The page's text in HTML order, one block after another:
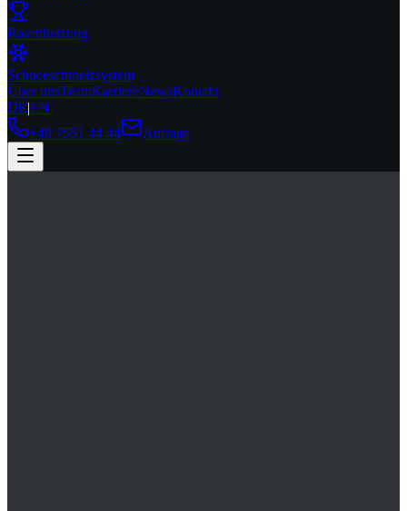
Rasenheizung
Schneeschmelzsystem
Über unsTeamKarriereNewsKontakt
DE|EN
+49 7551 44 44
Anfrage